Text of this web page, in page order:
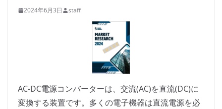
2024年6月3日 staff
AC-DC電源コンバーターは、交流(AC)を直流(DC)に
変換する装置です。多くの電子機器は直流電源を必